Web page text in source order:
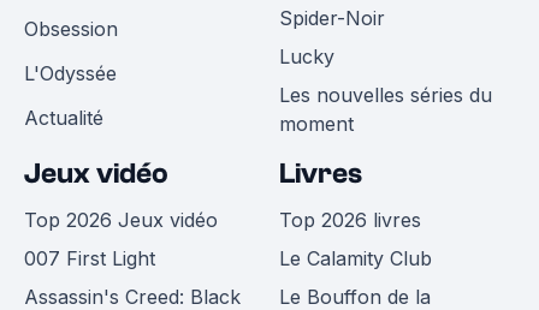
Obsession
L'Odyssée
Actualité
Spider-Noir
Lucky
Les nouvelles séries du
moment
Jeux vidéo
Top 2026 Jeux vidéo
007 First Light
Assassin's Creed: Black
Livres
Top 2026 livres
Le Calamity Club
Le Bouffon de la